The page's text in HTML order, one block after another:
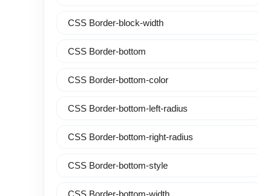
CSS Border-block-width
CSS Border-bottom
CSS Border-bottom-color
CSS Border-bottom-left-radius
CSS Border-bottom-right-radius
CSS Border-bottom-style
CSS Border-bottom-width